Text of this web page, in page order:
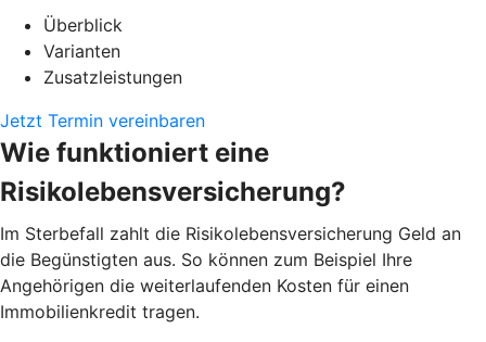
Überblick
Varianten
Zusatzleistungen
Jetzt Termin vereinbaren
Wie funktioniert eine
Risikolebensversicherung?
Im Sterbefall zahlt die Risikolebensversicherung Geld an
die Begünstigten aus. So können zum Beispiel Ihre
Angehörigen die weiterlaufenden Kosten für einen
Immobilienkredit tragen.